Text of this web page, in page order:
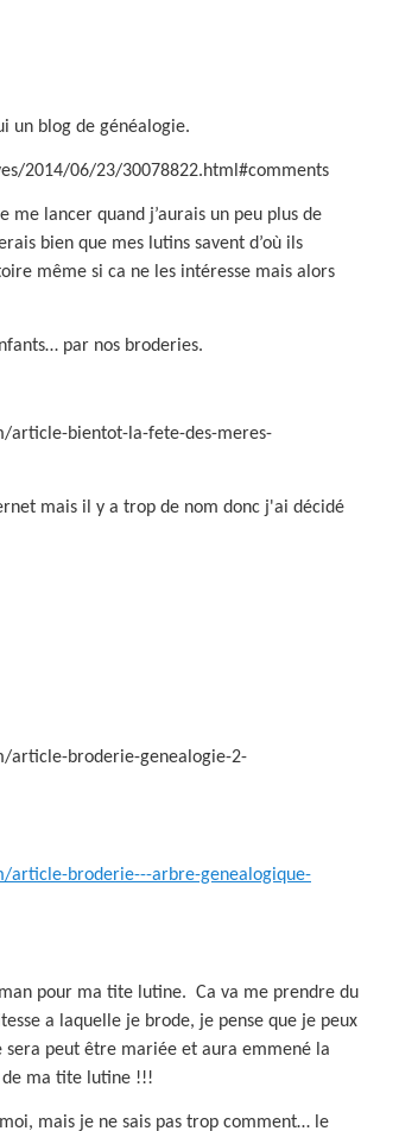
un blog de généalogie.
2014/06/23/30078822.html#comments
me lancer quand j’aurais un peu plus de
bien que mes lutins savent d’où ils
même si ca ne les intéresse mais alors
par nos broderies.
article-bientot-la-fete-des-meres-
mais il y a trop de nom donc j'ai décidé
article-broderie-genealogie-2-
article-broderie---arbre-genealogique-
pour ma tite lutine. Ca va me prendre du
a laquelle je brode, je pense que je peux
peut être mariée et aura emmené la
de ma tite lutine !!!
mais je ne sais pas trop comment… le